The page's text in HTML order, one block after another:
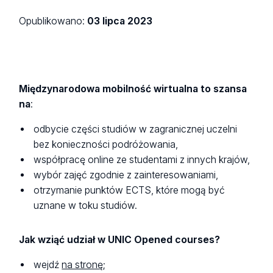
Opublikowano: 03 lipca 2023
Międzynarodowa mobilność wirtualna to szansa
na:
odbycie części studiów w zagranicznej uczelni
bez konieczności podróżowania,
współpracę online ze studentami z innych krajów,
wybór zajęć zgodnie z zainteresowaniami,
otrzymanie punktów ECTS, które mogą być
uznane w toku studiów.
Jak wziąć udział w UNIC Opened courses?
wejdźna stronę;